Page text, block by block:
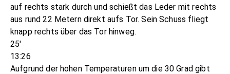
auf rechts stark durch und schießt das Leder mit rechts
aus rund 22 Metern direkt aufs Tor. Sein Schuss fliegt
knapp rechts über das Tor hinweg.
25'
13:26
Aufgrund der hohen Temperaturen um die 30 Grad gibt